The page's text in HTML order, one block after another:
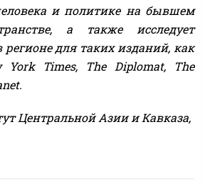
и политике на бывшем
а также исследует
регионе для таких изданий, как
York Times, The Diplomat, The
Центральной Азии и Кавказа,